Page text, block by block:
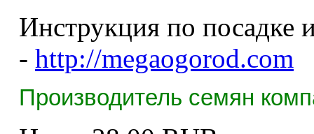
Инструкция по посадке
- http://megaogorod.com
Производитель семян